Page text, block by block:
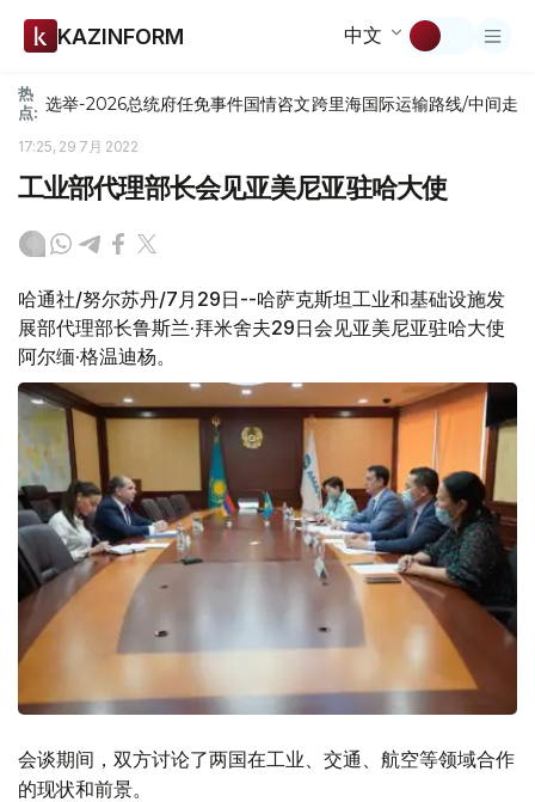
KAZINFORM 中文
热
点: 选举-2026总统府任免事件国情咨文跨里海国际运输路线/中间走廊
17:25, 29 7月 2022
工业部代理部长会见亚美尼亚驻哈大使
哈通社/努尔苏丹/7月29日--哈萨克斯坦工业和基础设施发
展部代理部长鲁斯兰·拜米舍夫29日会见亚美尼亚驻哈大使
阿尔缅·格温迪杨。
会谈期间，双方讨论了两国在工业、交通、航空等领域合作
的现状和前景。